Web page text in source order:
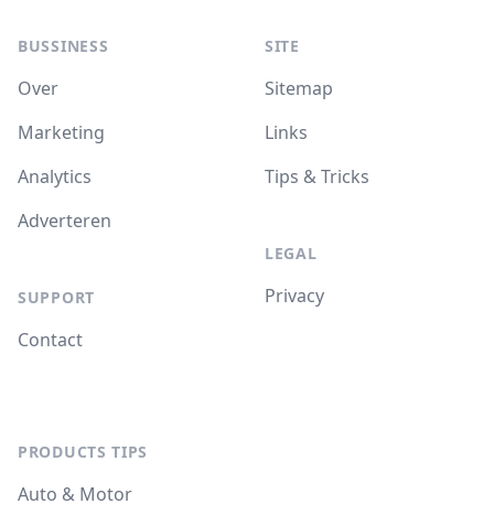
BUSSINESS
Over
Marketing
Analytics
Adverteren
SUPPORT
Contact
SITE
Sitemap
Links
Tips & Tricks
LEGAL
Privacy
PRODUCTS TIPS
Auto & Motor